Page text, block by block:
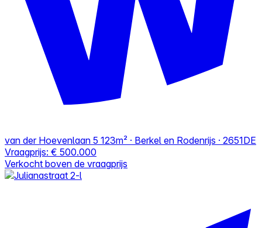
van der Hoevenlaan 5 123m² · Berkel en Rodenrijs · 2651DE
Vraagprijs: € 500.000
Verkocht boven de vraagprijs